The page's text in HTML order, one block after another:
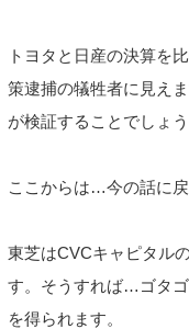
トヨタと日産の決算を
策逮捕の犠牲者に見え
が検証することでしょ
ここからは…今の話に戻
東芝はCVCキャピタル
す。そうすれば…ゴタ
を得られます。